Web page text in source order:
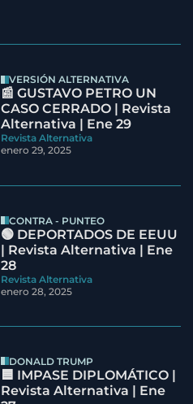
VERSIÓN ALTERNATIVA
📰 GUSTAVO PETRO UN
CASO CERRADO | Revista
Alternativa | Ene 29
Revista Alternativa
enero 29, 2025
CONTRA - PUNTEO
🟢 DEPORTADOS DE EEUU
| Revista Alternativa | Ene
28
Revista Alternativa
enero 28, 2025
DONALD TRUMP
🟦 IMPASE DIPLOMÁTICO |
Revista Alternativa | Ene